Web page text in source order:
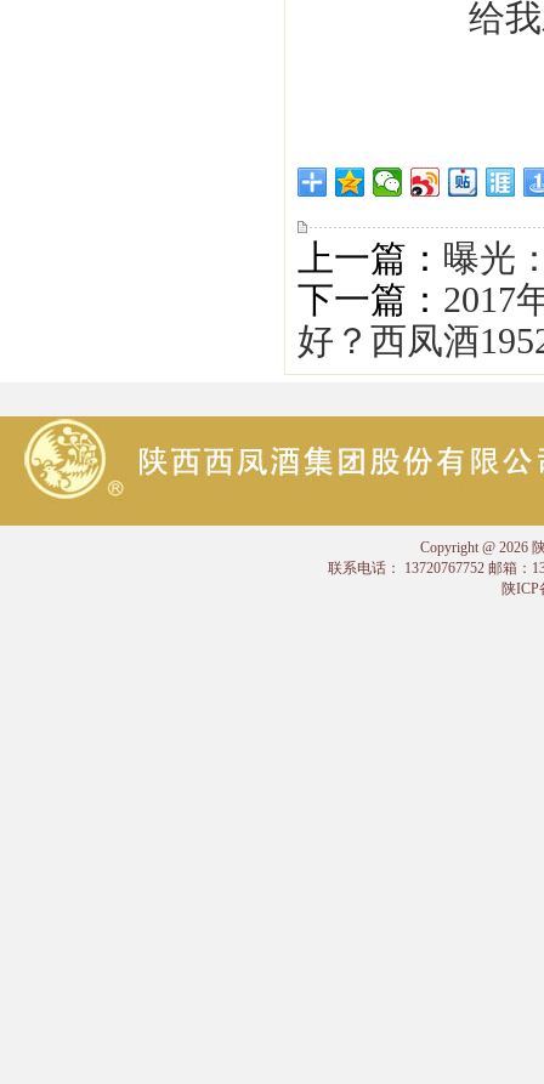
上一篇： 曝光
下一篇： 2017
好？西凤酒
Copyright @ 2026
联系电话： 13720767752 邮箱：
陕ICP